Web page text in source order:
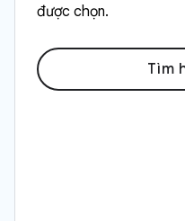
được chọn.
Tìm